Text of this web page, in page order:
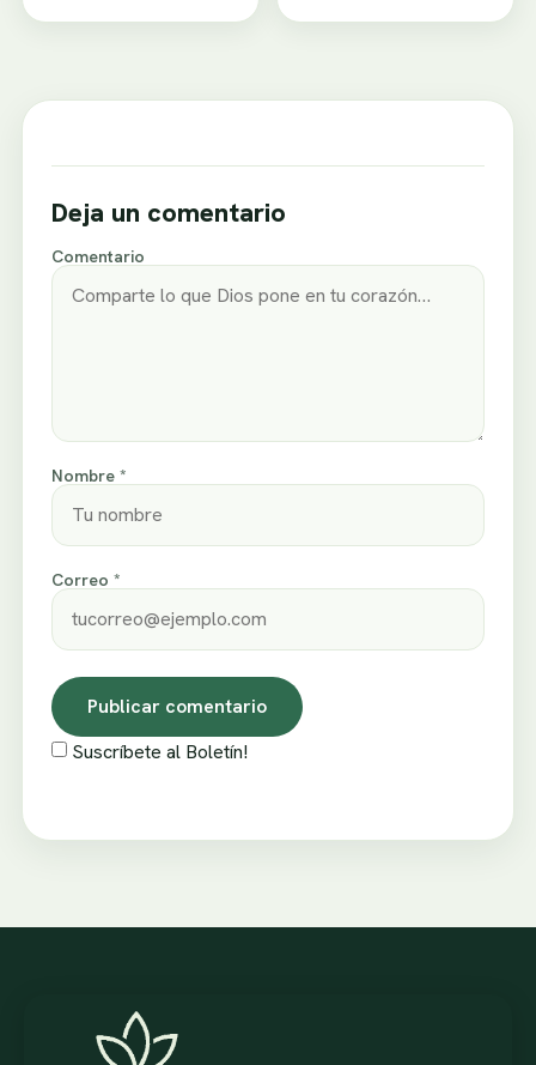
Deja un comentario
Comentario
Nombre *
Correo *
Suscríbete al Boletín!